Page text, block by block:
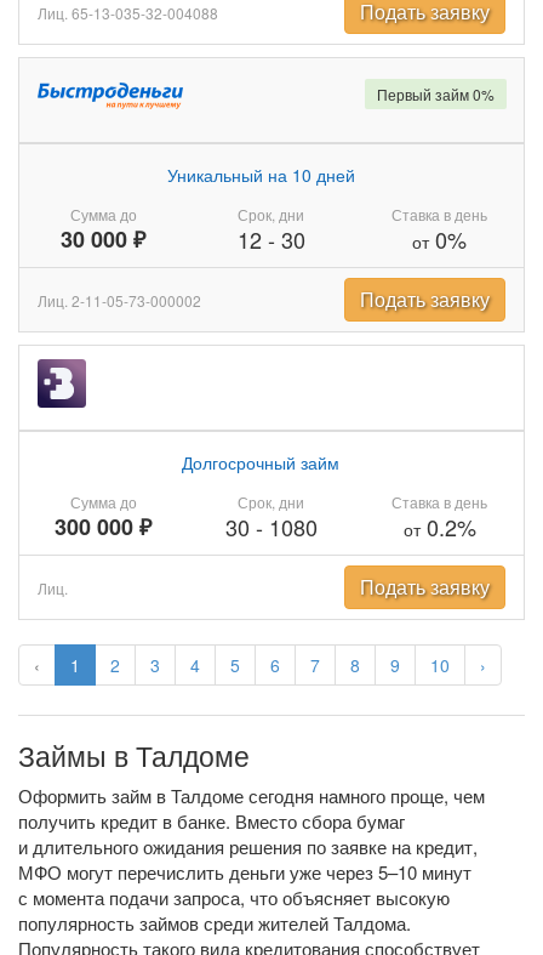
‹ 1 2 3 4 5 6 7 8 9 10 ›
Лиц. 65-13-035-32-004088 Подать заявку
Сумма до
30 000 ₽
Уникальный на 10 дней
Срок, дни
12- 30
Ставка в день
от0%
Первый займ 0%
Лиц. 2-11-05-73-000002 Подать заявку
Сумма до
300 000 ₽
Долгосрочный займ
Срок, дни
30 - 1080
Ставка в день
от0.2%
Лиц. Подать заявку
Займы в Талдоме
Оформить займ в Талдоме сегодня намного проще, чем
получить кредит в банке. Вместо сбора бумаг
и длительного ожидания решения по заявке на кредит,
МФО могут перечислить деньги уже через 5–10 минут
с момента подачи запроса, что объясняет высокую
популярность займов среди жителей Талдома.
Популярность такого вида кредитования способствует